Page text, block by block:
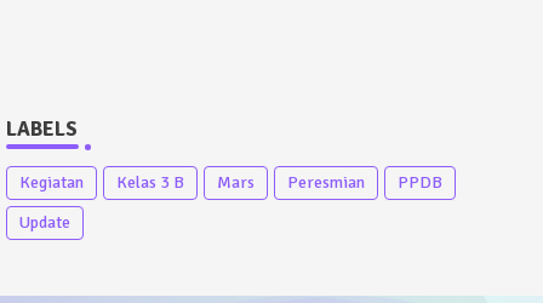
LABELS
Kegiatan Kelas 3 B Mars Peresmian
PPDB
Update